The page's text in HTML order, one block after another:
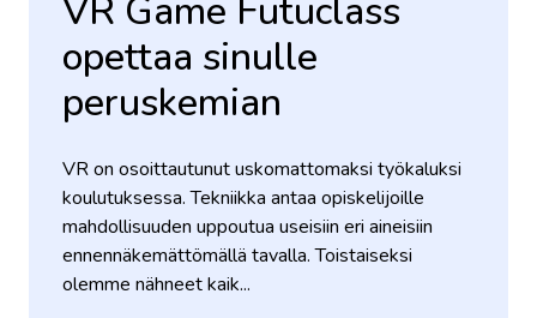
VR Game Futuclass
opettaa sinulle
peruskemian
VR on osoittautunut uskomattomaksi työkaluksi
koulutuksessa. Tekniikka antaa opiskelijoille
mahdollisuuden uppoutua useisiin eri aineisiin
ennennäkemättömällä tavalla. Toistaiseksi
olemme nähneet kaik...